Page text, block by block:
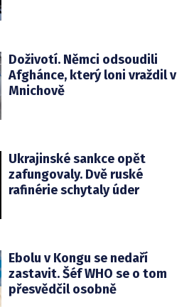
Doživotí. Němci odsoudili
Afghánce, který loni vraždil v
Mnichově
Ukrajinské sankce opět
zafungovaly. Dvě ruské
rafinérie schytaly úder
Ebolu v Kongu se nedaří
zastavit. Šéf WHO se o tom
přesvědčil osobně